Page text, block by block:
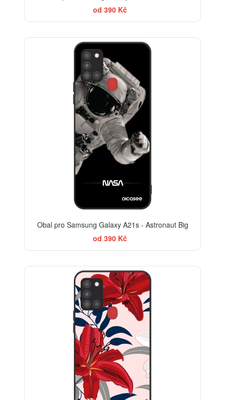
od 390 Kč
Obal pro Samsung Galaxy A21s - Astronaut Big
od 390 Kč